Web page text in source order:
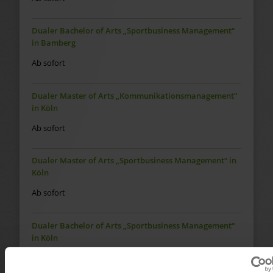
Dualer Bachelor of Arts „Sportbusiness Management“
in Bamberg
Ab sofort
Dualer Master of Arts „Kommunikationsmanagement“
in Köln
Ab sofort
Dualer Master of Arts „Sportbusiness Management“ in
Köln
Ab sofort
Dualer Bachelor of Arts „Sportbusiness Management“
in Köln